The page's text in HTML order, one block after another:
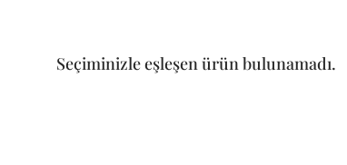
Seçiminizle eşleşen ürün bulunamadı.